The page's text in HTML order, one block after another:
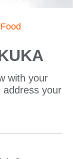
with your
address your